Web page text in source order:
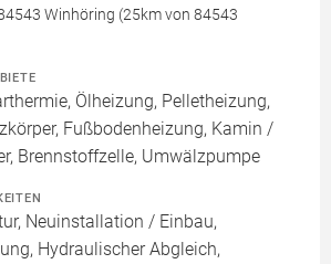
Winhöring (25km von 84543
Ölheizung, Pelletheizung,
Fußbodenheizung, Kamin /
Brennstoffzelle, Umwälzpumpe
Neuinstallation / Einbau,
Hydraulischer Abgleich,